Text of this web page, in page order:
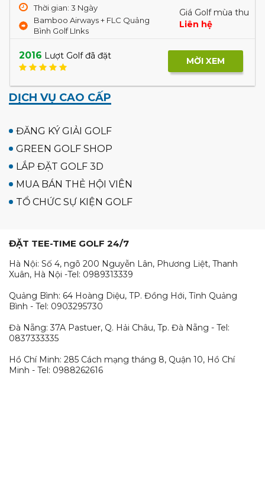
2 vòng Golf + KS 5*
3,700,000 ₫
DỊCH VỤ CAO CẤP
ĐĂNG KÝ GIẢI GOLF
GREEN GOLF SHOP
LẮP ĐẶT GOLF 3D
MUA BÁN THẺ HỘI VIÊN
TỔ CHỨC SỰ KIỆN GOLF
ĐẶT TEE-TIME GOLF 24/7
Hà Nội: Số 4, ngõ 200 Nguyễn Lân, Phương Liệt, Thanh
Xuân, Hà Nội -Tel: 0989313339
Quảng Bình: 64 Hoàng Diệu, TP. Đồng Hới, Tỉnh Quảng
Bình - Tel: 0903295730
Đà Nẵng: 37A Pastuer, Q. Hải Châu, Tp. Đà Nẵng - Tel:
0837333335
Hồ Chí Minh: 285 Cách mạng tháng 8, Quận 10, Hồ Chí
Minh - Tel: 0988262616